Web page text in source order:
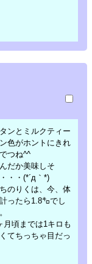
ンとミルクティー
色がホントにきれ
つね^^
だか美味しそ
・・(*´д｀*)
のりくは、今、体
ったら1.8㌔でし
月頃までは1キロも
てちっちゃ目だっ